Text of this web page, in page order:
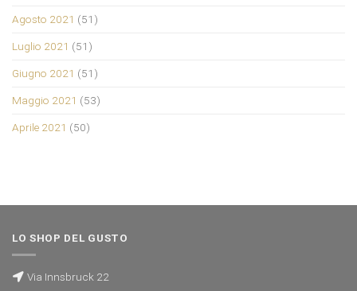
Agosto 2021 (51)
Luglio 2021 (51)
Giugno 2021 (51)
Maggio 2021 (53)
Aprile 2021 (50)
LO SHOP DEL GUSTO
Via Innsbruck 22